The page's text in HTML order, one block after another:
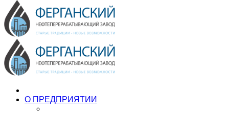
О ПРЕДПРИЯТИИ